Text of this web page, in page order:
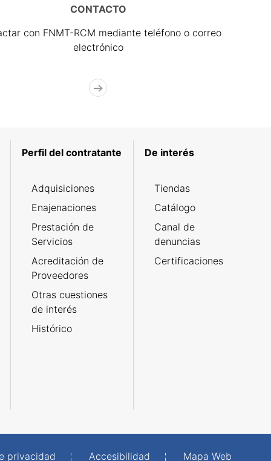
CONTACTO
con FNMT-RCM mediante teléfono o correo
electrónico
Perfil del contratante
Adquisiciones
Enajenaciones
Prestación de
Servicios
Acreditación de
Proveedores
Otras cuestiones
de interés
Histórico
De interés
Tiendas
Catálogo
Canal de
denuncias
Certificaciones
privacidad Accesibilidad Mapa Web